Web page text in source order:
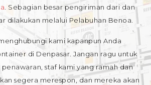
. Sebagian besar pengiriman dari dan
dilakukan melalui Pelabuhan Benoa.
kami kapanpun Anda
di Denpasar. Jangan ragu untuk
staf kami yang ramah dan
segera merespon, dan mereka akan